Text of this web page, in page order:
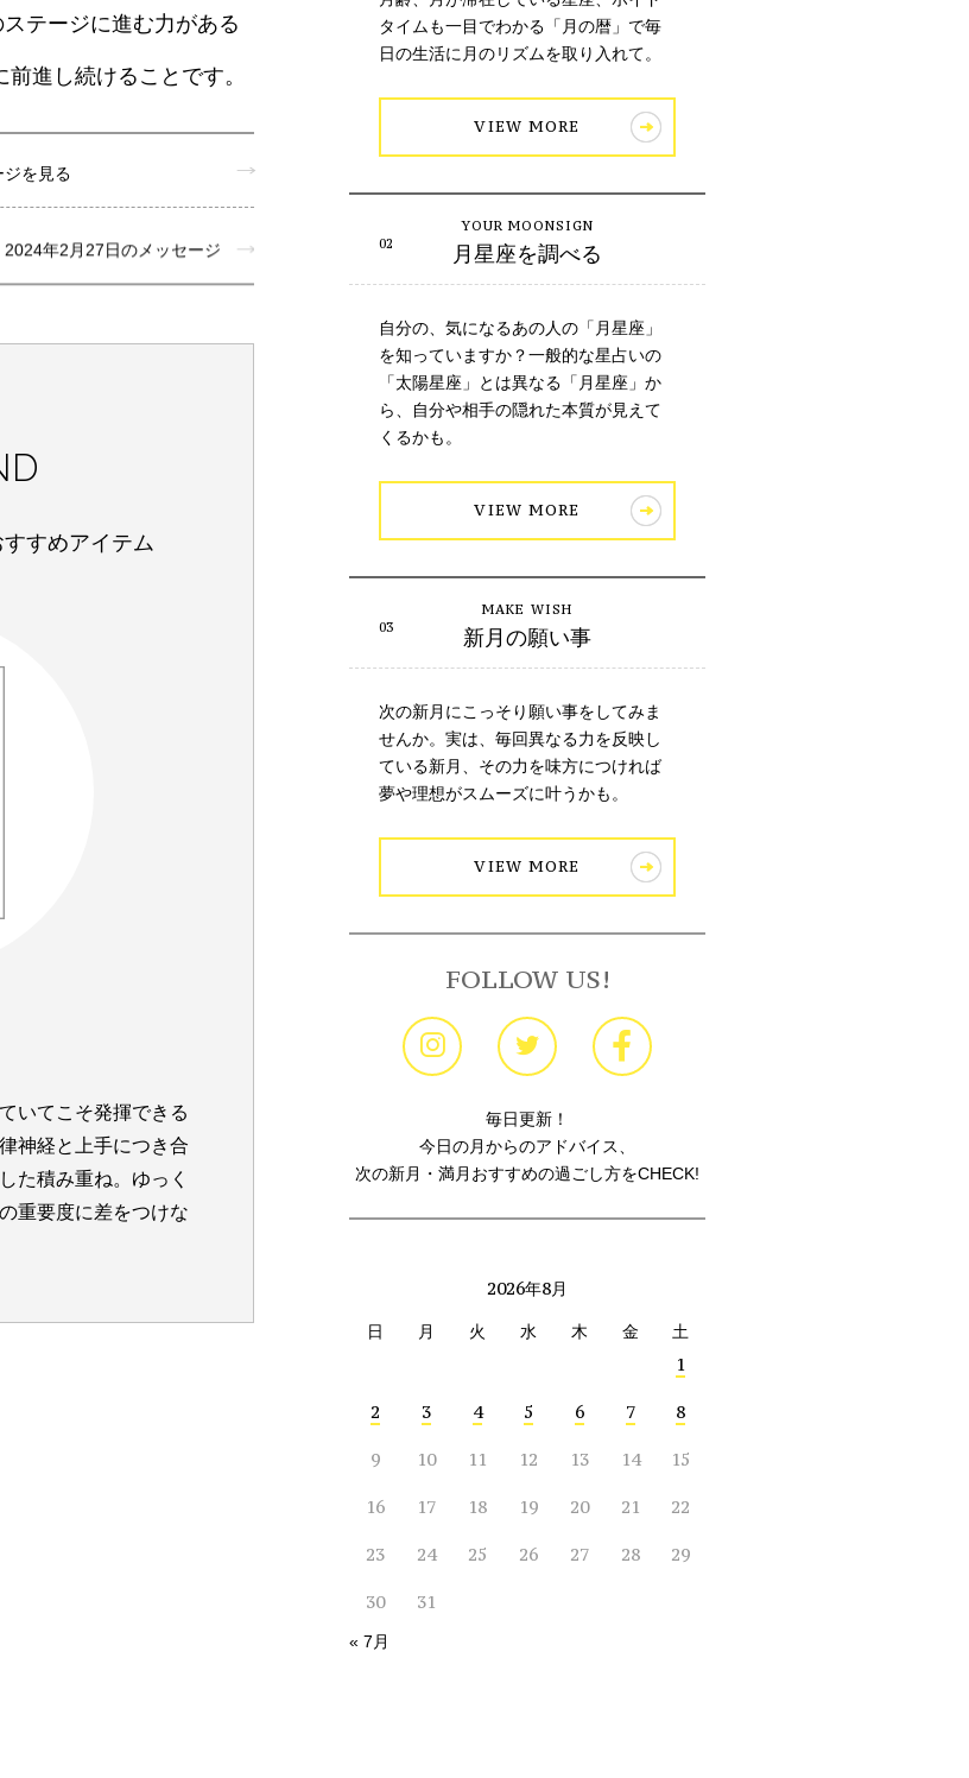
テージに進む力がある
進し続けることです。
ジを見る
2024年2月27日のメッセージ
すめアイテム
いてこそ発揮できる
神経と上手につき合
た積み重ね。ゆっく
重要度に差をつけな
タイムも一目でわかる「月の暦」で毎
日の生活に月のリズムを取り入れて。
VIEW MORE
月星座を調べる
自分の、気になるあの人の「月星座」
を知っていますか？一般的な星占いの
「太陽星座」とは異なる「月星座」か
ら、自分や相手の隠れた本質が見えて
くるかも。
VIEW MORE
新月の願い事
次の新月にこっそり願い事をしてみま
せんか。実は、毎回異なる力を反映し
ている新月、その力を味方につければ
夢や理想がスムーズに叶うかも。
VIEW MORE
FOLLOW US!
毎日更新！
今日の月からのアドバイス、
次の新月・満月おすすめの過ごし方をCHECK!
2026年8月
日 月 火 水 木 金 土
1
2 3 4 5 6 7 8
9 10 11 12 13 14 15
16 17 18 19 20 21 22
23 24 25 26 27 28 29
30 31
« 7月